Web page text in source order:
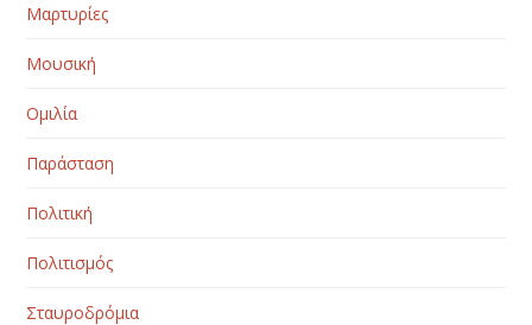
Μαρτυρίες
Μουσική
Ομιλία
Παράσταση
Πολιτική
Πολιτισμός
Σταυροδρόμια